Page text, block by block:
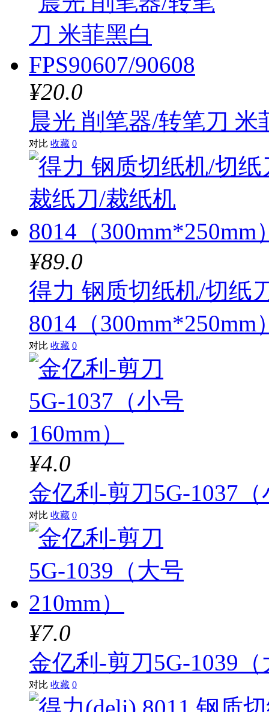
¥20.0
晨光 削笔器/转笔刀 米
对比 收藏 0
¥89.0
得力 钢质切纸机/切纸
8014（300mm*250mm
对比 收藏 0
¥4.0
金亿利-剪刀5G-1037（
对比 收藏 0
¥7.0
金亿利-剪刀5G-1039（
对比 收藏 0